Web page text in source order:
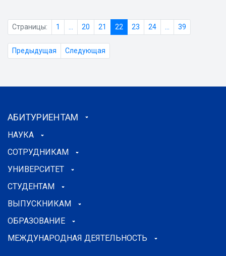
Страницы: 1 20 21 22 23 24 39
Предыдущая Следующая
АБИТУРИЕНТАМ
НАУКА
СОТРУДНИКАМ
УНИВЕРСИТЕТ
СТУДЕНТАМ
ВЫПУСКНИКАМ
ОБРАЗОВАНИЕ
МЕЖДУНАРОДНАЯ ДЕЯТЕЛЬНОСТЬ